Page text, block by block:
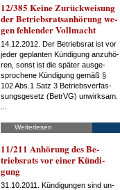
12/385 Kei­ne Zu­rück­wei­sung
der Be­triebs­rats­an­hö­rung we­
gen feh­len­der Voll­macht
14.12.2012. Der Be­triebs­rat ist vor
je­der ge­plan­ten Kün­di­gung an­zu­hö­
ren, sonst ist die spä­ter aus­ge­
spro­che­ne Kün­di­gung ge­mäß §
102 Abs.1 Satz 3 Be­triebs­ver­fas­
sungs­ge­setz (Be­trVG) un­wirk­sam.
Weiterlesen
11/211 An­hö­rung des Be­
triebs­rats vor ei­ner Kün­di­
gung
31.10.2011. Kün­di­gun­gen sind un­